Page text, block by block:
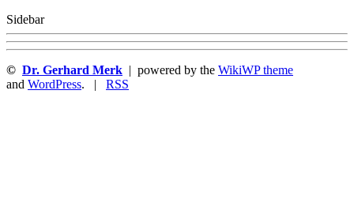
Sidebar
© Dr. Gerhard Merk | powered by the WikiWP theme
and WordPress. | RSS